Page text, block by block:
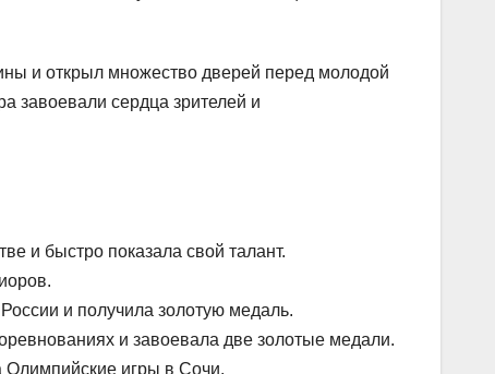
и открыл множество дверей перед молодой
завоевали сердца зрителей и
и быстро показала свой талант.
и получила золотую медаль.
и завоевала две золотые медали.
Олимпийские игры в Сочи.